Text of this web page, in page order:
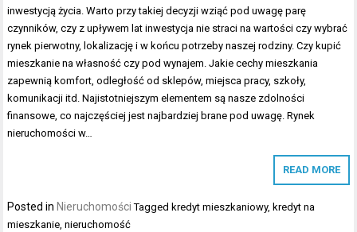
inwestycją życia. Warto przy takiej decyzji wziąć pod uwagę parę
czynników, czy z upływem lat inwestycja nie straci na wartości czy wybrać
rynek pierwotny, lokalizację i w końcu potrzeby naszej rodziny. Czy kupić
mieszkanie na własność czy pod wynajem. Jakie cechy mieszkania
zapewnią komfort, odległość od sklepów, miejsca pracy, szkoły,
komunikacji itd. Najistotniejszym elementem są nasze zdolności
finansowe, co najczęściej jest najbardziej brane pod uwagę. Rynek
nieruchomości w…
READ MORE
Posted in Nieruchomości Tagged kredyt mieszkaniowy, kredyt na
mieszkanie,nieruchomość